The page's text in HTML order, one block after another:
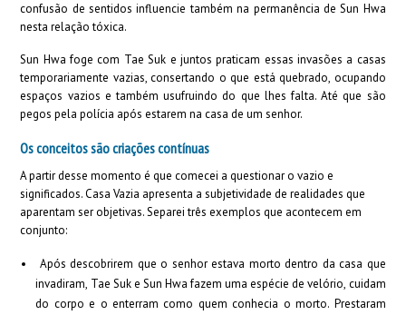
confusão de sentidos influencie também na permanência de Sun Hwa
nesta relação tóxica.
Sun Hwa foge com Tae Suk e juntos praticam essas invasões a casas
temporariamente vazias, consertando o que está quebrado, ocupando
espaços vazios e também usufruindo do que lhes falta. Até que são
pegos pela polícia após estarem na casa de um senhor.
Os conceitos são criações contínuas
A partir desse momento é que comecei a questionar o vazio e
significados. Casa Vazia apresenta a subjetividade de realidades que
aparentam ser objetivas. Separei três exemplos que acontecem em
conjunto:
Após descobrirem que o senhor estava morto dentro da casa que
invadiram, Tae Suk e Sun Hwa fazem uma espécie de velório, cuidam
do corpo e o enterram como quem conhecia o morto. Prestaram